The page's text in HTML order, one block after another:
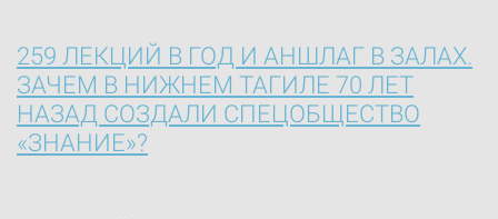
259 ЛЕКЦИЙ В ГОД И АНШЛАГ В ЗАЛАХ.
ЗАЧЕМ В НИЖНЕМ ТАГИЛЕ 70 ЛЕТ
НАЗАД СОЗДАЛИ СПЕЦОБЩЕСТВО
«ЗНАНИЕ»?